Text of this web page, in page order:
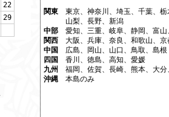
22
29
関東
東京、神奈川、埼玉、千葉、
山梨、長野、新潟
中部
愛知、三重、岐阜、静岡、富
関西
大阪、兵庫、奈良、和歌山、京
中国
広島、岡山、山口、鳥取、島根
四国
香川、徳島、高知、愛媛
九州
福岡、佐賀、長崎、熊本、大
沖縄
本島のみ